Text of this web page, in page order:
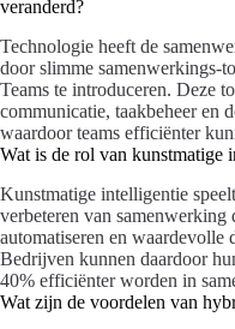
veranderd?
Technologie heeft de
door slimme samenwerkings-
Teams te introduceren. Deze
communicatie, taakbeheer en
waardoor teams efficiënter
Wat is de rol van kunstmatige
Kunstmatige intelligentie
verbeteren van samenwerking
automatiseren en waardevolle
Bedrijven kunnen daardoor
40% efficiënter worden in
Wat zijn de voordelen van